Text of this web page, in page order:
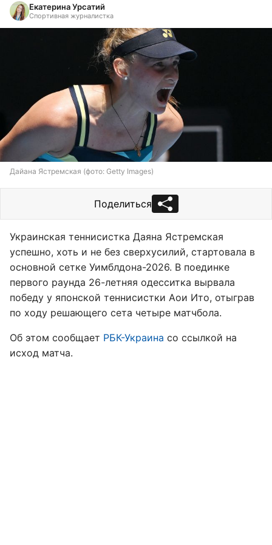
Екатерина Урсатий
Спортивная журналистка
Дайана Ястремская (фото: Getty Images)
Поделиться
Украинская теннисистка Даяна Ястремская
успешно, хоть и не без сверхусилий, стартовала в
основной сетке Уимблдона-2026. В поединке
первого раунда 26-летняя одесситка вырвала
победу у японской теннисистки Аои Ито, отыграв
по ходу решающего сета четыре матчбола.
Об этом сообщает РБК-Украина со ссылкой на
исход матча.